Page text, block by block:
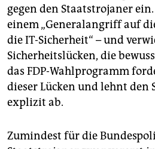
gegen den Staatstrojaner
einem „Generalangriff auf
die IT-Sicherheit“ – und
Sicherheitslücken, die
das FDP-Wahlprogramm
dieser Lücken und lehnt den
explizit ab.
Zumindest für die